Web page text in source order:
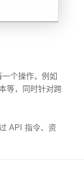
个操作，例如
等，同时针对跨
API 指令、资